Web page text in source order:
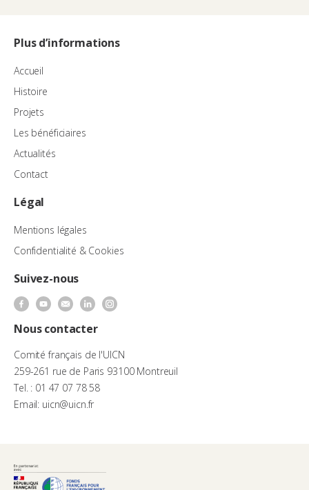
Plus d’informations
Accueil
Histoire
Projets
Les bénéficiaires
Actualités
Contact
Légal
Mentions légales
Confidentialité & Cookies
Suivez-nous
Nous contacter
Comité français de l'UICN
259-261 rue de Paris 93100 Montreuil
Tel. : 01 47 07 78 58
Email: uicn@uicn.fr